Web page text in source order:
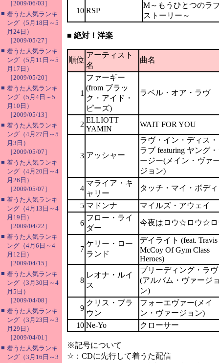
［2009/06/03］
■ 着うた人気ランキ
ング（5月18日～5
月24日）
［2009/05/27］
■ 着うた人気ランキ
ング（5月11日～5
月17日）
［2009/05/20］
■ 着うた人気ランキ
ング（5月4日～5
月10日）
［2009/05/13］
■ 着うた人気ランキ
ング（4月27日～5
月3日）
［2009/05/07］
■ 着うた人気ランキ
ング（4月20日～4
月26日）
［2009/05/07］
■ 着うた人気ランキ
ング（4月13日～4
月19日）
［2009/04/22］
■ 着うた人気ランキ
ング（4月6日～4
月12日）
［2009/04/15］
■ 着うた人気ランキ
ング（3月30日～4
月5日）
［2009/04/08］
■ 着うた人気ランキ
ング（3月23日～3
月29日）
［2009/04/01］
■ 着うた人気ランキ
ング（3月16日～3
10 RSP
M～もうひとつのラ
ストーリー～
■ 絶対！洋楽
順位
アーティスト
名
曲名
1
ファーギー
(from ブラッ
ク・アイド・
ピーズ)
ラベル・オア・ラヴ
2
ELLIOTT
YAMIN
WAIT FOR YOU
3 アッシャー
ラヴ・イン・ディス
ラブ featuring ヤング
ージー(メイン・ヴァ
ジョン)
4
マライア・キ
ャリー
タッチ・マイ・ボディ
5 マドンナ マイルズ・アウェイ
6
フロー・ライ
ダー
今夜はロウ☆ロウ☆ロ
7
ケリー・ロー
ランド
デイライト (feat. Travis
McCoy Of Gym Class
Heroes)
8
レオナ・ルイ
ス
ブリーディング・ラヴ
(アルバム・ヴァージ
ン)
9
クリス・ブラ
ウン
フォーエヴァー(メイ
ン・ヴァージョン)
10 Ne-Yo クローサー
※記号について
☆：CDに先行して着うた配信